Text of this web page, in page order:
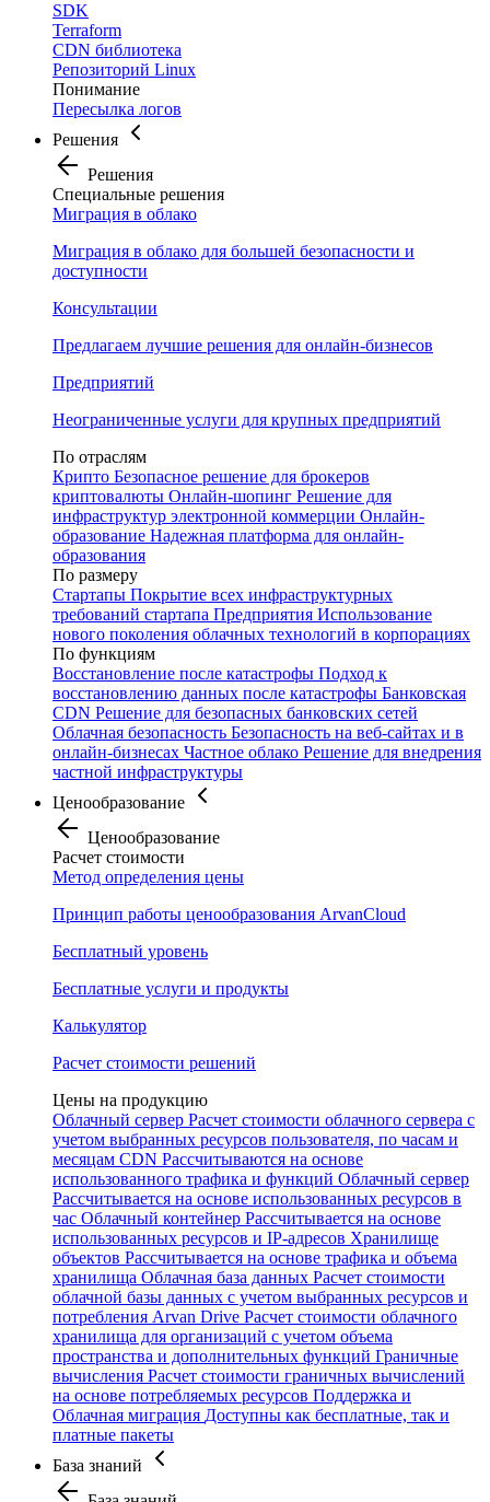
SDK
Terraform
CDN библиотека
Репозиторий Linux
Понимание
Пересылка логов
Решения
Решения
Специальные решения
Миграция в облако
Миграция в облако для большей безопасности и
доступности
Консультации
Предлагаем лучшие решения для онлайн-бизнесов
Предприятий
Неограниченные услуги для крупных предприятий
По отраслям
Крипто Безопасное решение для брокеров
криптовалюты Онлайн-шопинг Решение для
инфраструктур электронной коммерции Онлайн-
образование Надежная платформа для онлайн-
образования
По размеру
Стартапы Покрытие всех инфраструктурных
требований стартапа Предприятия Использование
нового поколения облачных технологий в корпорациях
По функциям
Восстановление после катастрофы Подход к
восстановлению данных после катастрофы Банковская
CDN Решение для безопасных банковских сетей
Облачная безопасность Безопасность на веб-сайтах и в
онлайн-бизнесах Частное облако Решение для внедрения
частной инфраструктуры
Ценообразование
Ценообразование
Расчет стоимости
Метод определения цены
Принцип работы ценообразования ArvanCloud
Бесплатный уровень
Бесплатные услуги и продукты
Калькулятор
Расчет стоимости решений
Цены на продукцию
Облачный сервер Расчет стоимости облачного сервера с
учетом выбранных ресурсов пользователя, по часам и
месяцам CDN Рассчитываются на основе
использованного трафика и функций Облачный сервер
Рассчитывается на основе использованных ресурсов в
час Облачный контейнер Рассчитывается на основе
использованных ресурсов и IP-адресов Хранилище
объектов Рассчитывается на основе трафика и объема
хранилища Облачная база данных Расчет стоимости
облачной базы данных с учетом выбранных ресурсов и
потребления Arvan Drive Расчет стоимости облачного
хранилища для организаций с учетом объема
пространства и дополнительных функций Граничные
вычисления Расчет стоимости граничных вычислений
на основе потребляемых ресурсов Поддержка и
Облачная миграция Доступны как бесплатные, так и
платные пакеты
База знаний